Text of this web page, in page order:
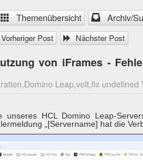
Themenübersicht Archiv/
Vorheriger Post Nächster Post
von iFrames -
Leap,volt,fix undefined
HCL Domino Leap-
„[Servername] hat die